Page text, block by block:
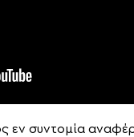
εν συντομία